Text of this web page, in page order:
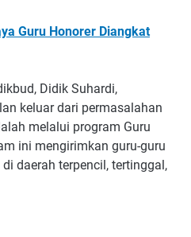
Guru Honorer Diangkat
Didik Suhardi,
keluar dari permasalahan
melalui program Guru
ini mengirimkan guru-guru
daerah terpencil, tertinggal,